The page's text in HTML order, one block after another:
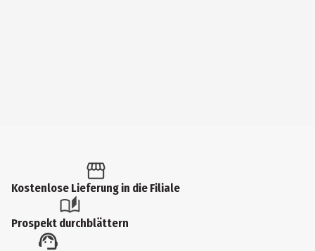
Kostenlose Lieferung in die Filiale
Prospekt durchblättern